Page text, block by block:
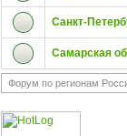
Санкт-
Самарская